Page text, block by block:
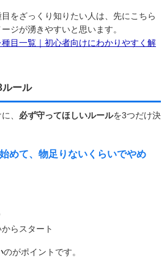
をざっくり知りたい人は、先にこちら
ジが湧きやすいと思います。
目一覧｜初心者向けにわかりやすく解
ルール
、 必ず守ってほしいルールを3つだけ決
めて、物足りないくらいでやめ
らスタート
のがポイントです。